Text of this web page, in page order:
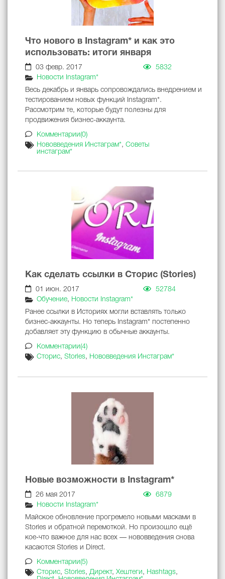
Что нового в Instagram* и как это
использовать: итоги января
03 февр. 2017
5832
Новости Instagram*
Весь декабрь и январь сопровождались внедрением и
тестированием новых функций Instagram*.
Рассмотрим те, которые будут полезны для
продвижения бизнес-аккаунта.
Комментарии(0)
Нововведения Инстаграм*, Советы
инстаграм*
Как сделать ссылки в Сторис (Stories)
01 июн. 2017
52784
Обучение, Новости Instagram*
Ранее ссылки в Историях могли вставлять только
бизнес-аккаунты. Но теперь Instagram* постепенно
добавляет эту функцию в обычные аккаунты.
Комментарии(4)
Сторис, Stories, Нововведения Инстаграм*
Новые возможности в Instagram*
26 мая 2017
6879
Новости Instagram*
Майское обновление прогремело новыми масками в
Stories и обратной перемоткой. Но произошло ещё
кое-что важное для нас всех — нововведения снова
касаются Stories и Direct.
Комментарии(5)
Сторис, Stories, Директ, Хештеги , Hashtags,